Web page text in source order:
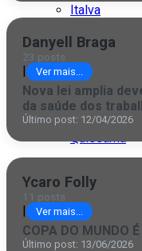
Italva
Itaocara
Itaperuna
Macaé
São Fidélis
São
Danyell Braga
23 posts
| Ver mais...
Nova lei amplia
da saúde dos
Último post: 12/04/2026
Ycaro Folly
11 posts
| Ver mais...
COPA DO MUNDO É
Último post: 13/06/2026